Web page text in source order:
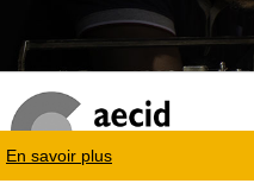
En savoir plus